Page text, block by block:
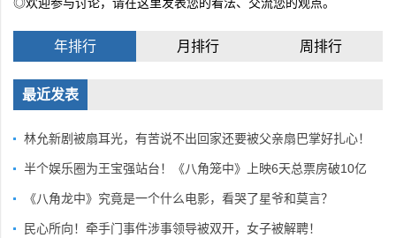
◎欢迎参与讨论，请在这里发表您的看法、交流您的观点。
年排行 月排行 周排行
最近发表
林允新剧被扇耳光，有苦说不出回家还要被父亲扇巴掌好扎心！
半个娱乐圈为王宝强站台！《八角笼中》上映6天总票房破10亿
《八角龙中》究竟是一个什么电影，看哭了星爷和莫言？
民心所向！牵手门事件涉事领导被双开，女子被解聘！